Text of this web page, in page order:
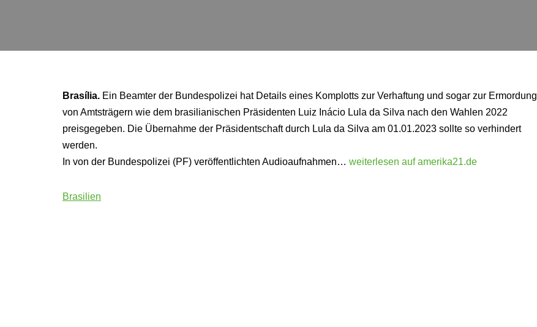
Brasília. Ein Beamter der Bundespolizei hat Details eines Komplotts zur Verhaftung und sogar zur Ermordung
von Amtsträgern wie dem brasilianischen Präsidenten Luiz Inácio Lula da Silva nach den Wahlen 2022
preisgegeben. Die Übernahme der Präsidentschaft durch Lula da Silva am 01.01.2023 sollte so verhindert
werden.
In von der Bundespolizei (PF) veröffentlichten Audioaufnahmen… weiterlesen auf amerika21.de
Brasilien